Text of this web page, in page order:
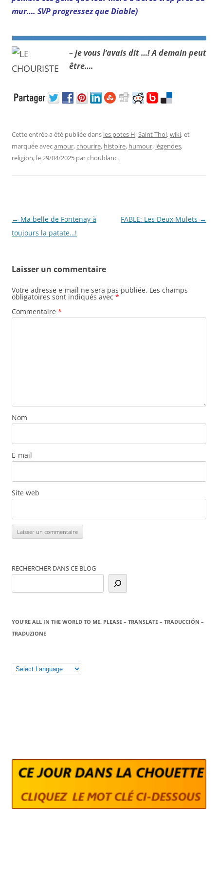
mur…. SVP progressez que Diable)
– je vous l’avais dit …! A demain peut
être….
Cette entrée a été publiée dans les potes H,Saint Thol,wiki, et
marquée avecamour,chourire, histoire, humour, légendes,
religion, le29/04/2025 parchoublanc.
Navigation
des
← Ma belle de Fontenay à
toujours la patate…!
FABLE: Les Deux Mulets →
Laisser un commentaire
Votre adresse e-mail ne sera pas publiée. Les champs
obligatoires sont indiqués avec *
Commentaire *
Nom
E-mail
Site web
RECHERCHER DANS CE BLOG
YOU’RE ALL IN THE WORLD TO ME. PLEASE – TRANSLATE – TRADUCCIÓN –
TRADUZIONE